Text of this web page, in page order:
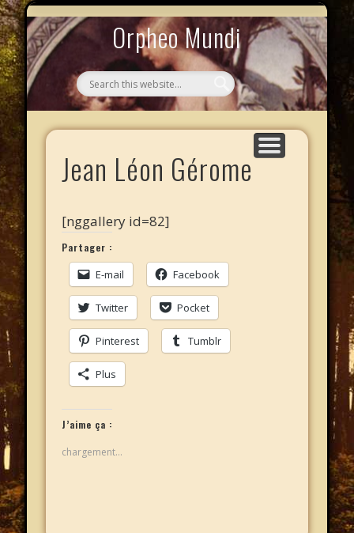
Orpheo Mundi
Jean Léon Gérome
[nggallery id=82]
Partager :
E-mail Facebook
Twitter Pocket
Pinterest Tumblr
Plus
J’aime ça :
chargement…